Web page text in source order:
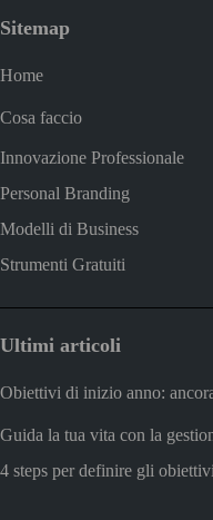
Sitemap
Home
Cosa faccio
Innovazione Professionale
Personal Branding
Modelli di Business
Strumenti Gratuiti
Ultimi articoli
Obiettivi di inizio anno:
Guida la tua vita con la
4 steps per definire gli